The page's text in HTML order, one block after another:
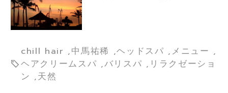
chill hair ,中馬祐稀 ,ヘッドスパ ,メニュー ,
ヘアクリームスパ ,バリスパ ,リラクゼーショ
ン ,天然